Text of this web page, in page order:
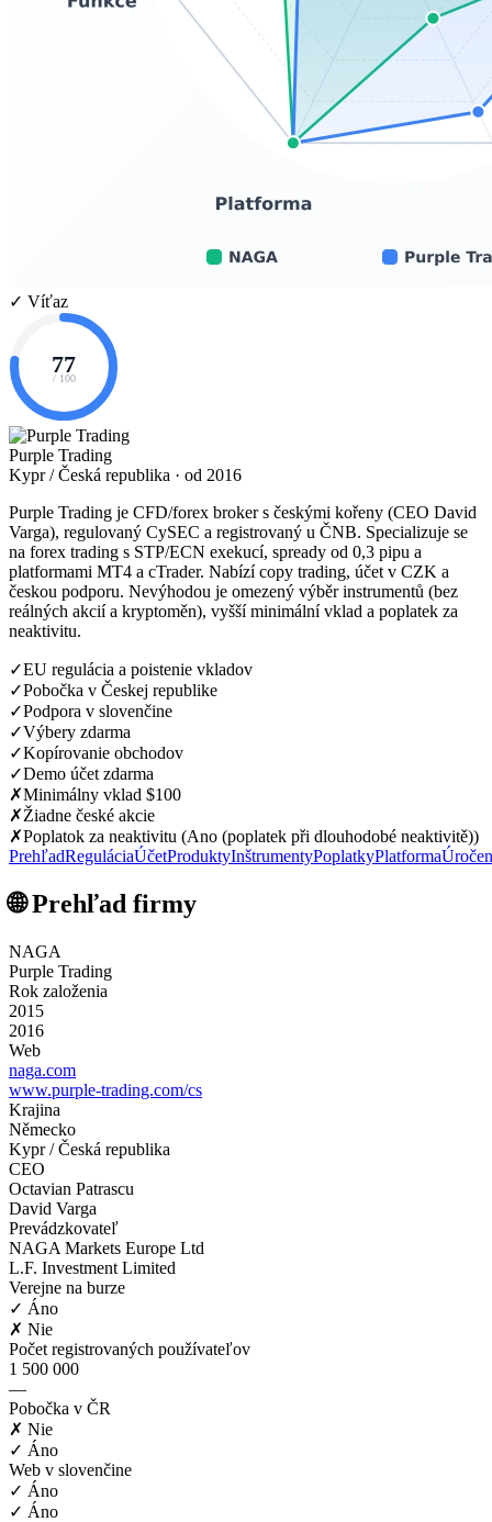
✓ Víťaz
77
/ 100
Purple Trading
Kypr / Česká republika · od 2016
Purple Trading je CFD/forex broker s českými kořeny (CEO David
Varga), regulovaný CySEC a registrovaný u ČNB. Specializuje se
na forex trading s STP/ECN exekucí, spready od 0,3 pipu a
platformami MT4 a cTrader. Nabízí copy trading, účet v CZK a
českou podporu. Nevýhodou je omezený výběr instrumentů (bez
reálných akcií a kryptoměn), vyšší minimální vklad a poplatek za
neaktivitu.
✓EU regulácia a poistenie vkladov
✓Pobočka v Českej republike
✓Podpora v slovenčine
✓Výbery zdarma
✓Kopírovanie obchodov
✓Demo účet zdarma
✗Minimálny vklad $100
✗Žiadne české akcie
✗Poplatok za neaktivitu (Ano (poplatek při dlouhodobé neaktivitě))
PrehľadReguláciaÚčetProduktyInštrumentyPoplatkyPlatforma
🌐 Prehľad firmy
NAGA
Purple Trading
Rok založenia
2015
2016
Web
naga.com
www.purple-trading.com/cs
Krajina
Německo
Kypr / Česká republika
CEO
Octavian Patrascu
David Varga
Prevádzkovateľ
NAGA Markets Europe Ltd
L.F. Investment Limited
Verejne na burze
✓ Áno
✗ Nie
Počet registrovaných používateľov
1 500 000
—
Pobočka v ČR
✗ Nie
✓ Áno
Web v slovenčine
✓ Áno
✓ Áno